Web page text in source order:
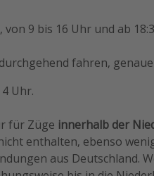
9 bis 16 Uhr und ab
fahren,
Uhr.
für Züge innerhalb der
enthalten, ebenso
aus Deutschland.